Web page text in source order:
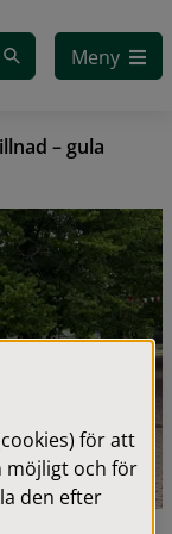
Meny
– gula
för att
möjligt och för
den efter